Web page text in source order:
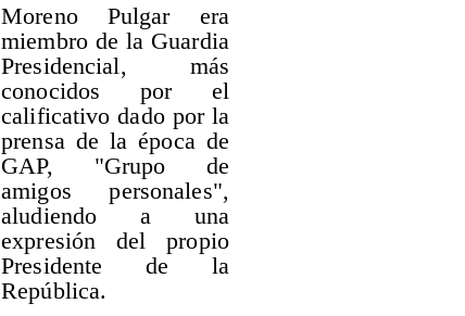
Moreno Pulgar era
miembro de la Guardia
Presidencial, más
conocidos por el
calificativo dado por la
prensa de la época de
GAP, "Grupo de
amigos personales",
aludiendo a una
expresión del propio
Presidente de la
República.